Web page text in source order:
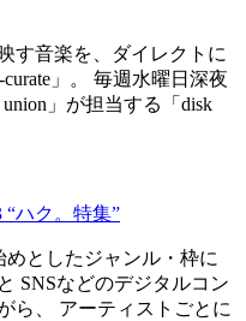
す音楽を、ダイレクトに
」。 毎週水曜日深夜
」が担当する「disk
“ハク。特集”
としたジャンル・枠に
SNSなどのデジタルコン
ら、 アーティストごとに